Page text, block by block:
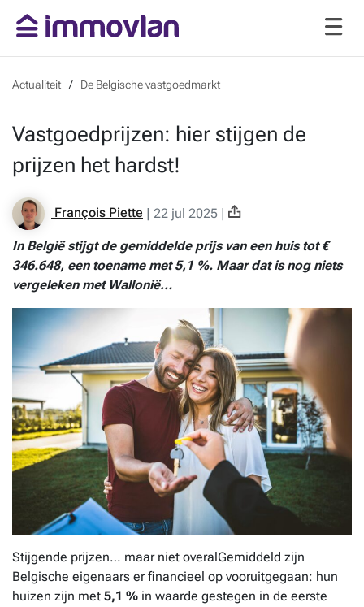
Actualiteit De Belgische vastgoedmarkt
Vastgoedprijzen: hier stijgen de
prijzen het hardst!
François Piette | 22 jul 2025 |
In België stijgt de gemiddelde prijs van een huis tot €
346.648, een toename met 5,1 %. Maar dat is nog niets
vergeleken met Wallonië…
Stijgende prijzen… maar niet overalGemiddeld zijn
Belgische eigenaars er financieel op vooruitgegaan: hun
huizen zijn met 5,1 % in waarde gestegen in de eerste